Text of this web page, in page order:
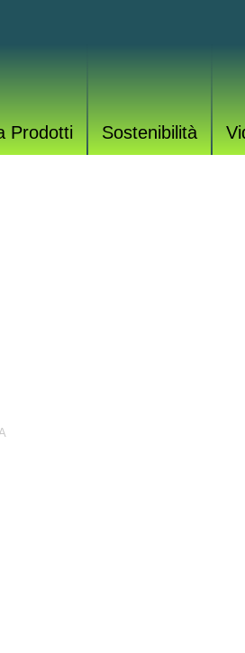
Prodotti Sostenibilità